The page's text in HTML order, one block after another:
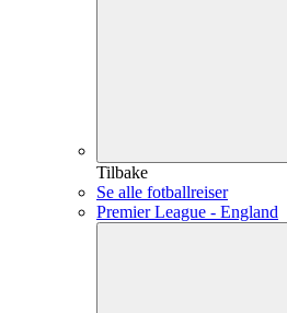
Tilbake
Se alle fotballreiser
Premier League - England